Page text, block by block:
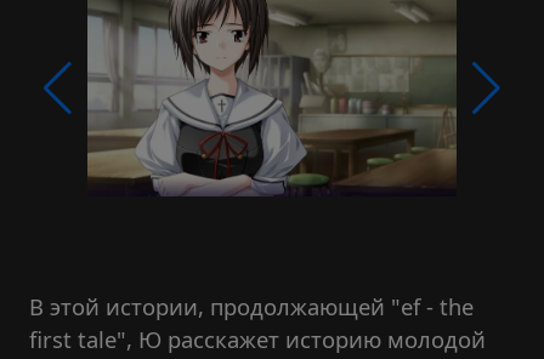
В этой истории, продолжающей "ef - the
first tale", Ю расскажет историю молодой